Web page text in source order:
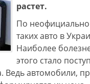
растет.
По
таких авто в
Наиболее
этого стало
Ведь автомобили,